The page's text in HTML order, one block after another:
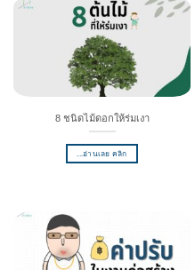
8 ชนิดไม้ดอกให้ร่มเงา
...อ่านเลย คลิก